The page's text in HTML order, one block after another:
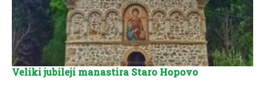
Veliki jubileji manastira Staro Hopovo